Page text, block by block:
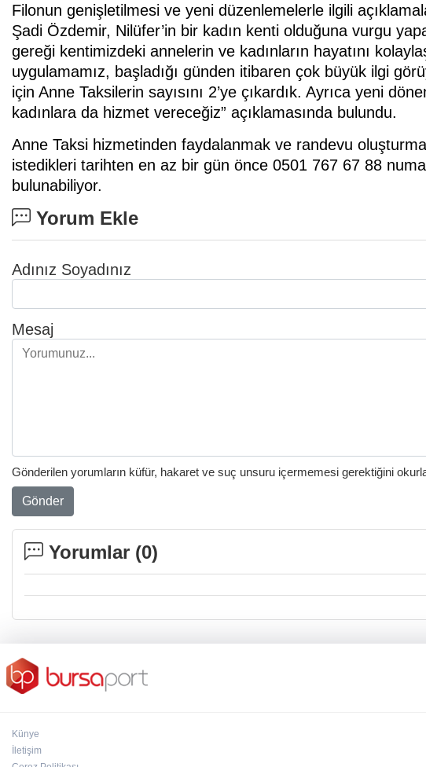
Filonun genişletilmesi ve yeni düzenlemelerle ilgili
Şadi Özdemir, Nilüfer’in bir kadın kenti olduğuna vurgu
gereği kentimizdeki annelerin ve kadınların hayatını
uygulamamız, başladığı günden itibaren çok büyük ilgi
için Anne Taksilerin sayısını 2’ye çıkardık. Ayrıca yeni
kadınlara da hizmet vereceğiz” açıklamasında bulundu.
Anne Taksi hizmetinden faydalanmak ve randevu
istedikleri tarihten en az bir gün önce 0501 767 67 88
bulunabiliyor.
Yorum Ekle
Adınız Soyadınız
Mesaj
Gönderilen yorumların küfür, hakaret ve suç unsuru içermemesi gerektiğini
Gönder
Yorumlar (0)
Künye
İletişim